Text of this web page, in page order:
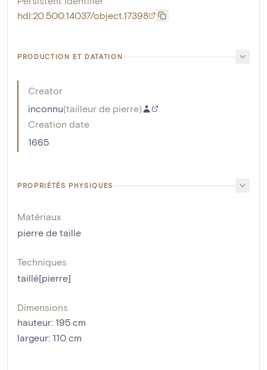
hdl:20.500.14037/object.17398
PRODUCTION ET DATATION
Creator
inconnu(tailleur de pierre)
Creation date
1665
PROPRIÉTÉS PHYSIQUES
Matériaux
pierre de taille
Techniques
taillé[pierre]
Dimensions
hauteur: 195 cm
largeur: 110 cm